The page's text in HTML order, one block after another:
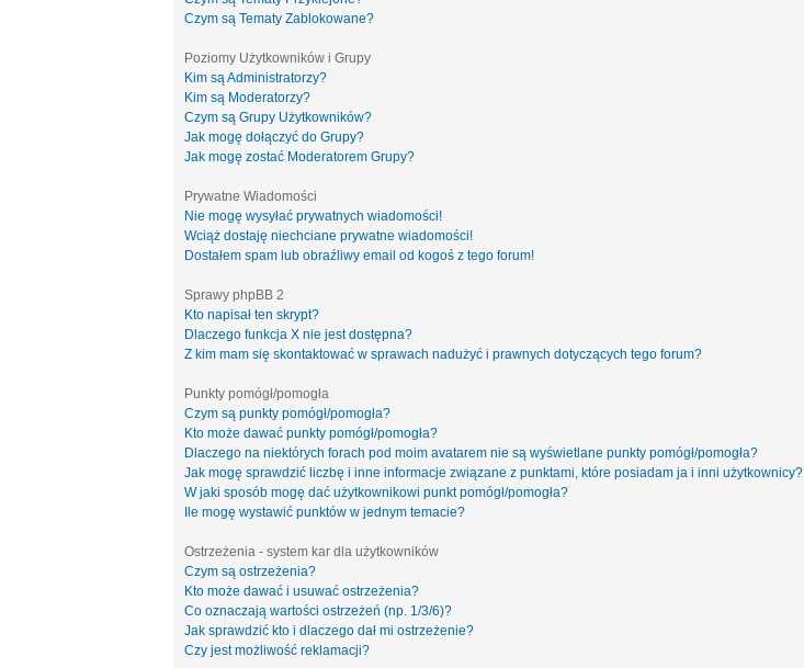
Czym są Tematy Zablokowane?
Poziomy Użytkowników i Grupy
Kim są Administratorzy?
Kim są Moderatorzy?
Czym są Grupy Użytkowników?
Jak mogę dołączyć do Grupy?
Jak mogę zostać Moderatorem Grupy?
Prywatne Wiadomości
Nie mogę wysyłać prywatnych wiadomości!
Wciąż dostaję niechciane prywatne wiadomości!
Dostałem spam lub obraźliwy email od kogoś z tego forum!
Sprawy phpBB 2
Kto napisał ten skrypt?
Dlaczego funkcja X nie jest dostępna?
Z kim mam się skontaktować w sprawach nadużyć i prawnych dotyczących tego forum?
Punkty pomógł/pomogła
Czym są punkty pomógł/pomogła?
Kto może dawać punkty pomógł/pomogła?
Dlaczego na niektórych forach pod moim avatarem nie są wyświetlane punkty pomógł/pomogła?
Jak mogę sprawdzić liczbę i inne informacje związane z punktami, które posiadam ja i inni użytkownicy?
W jaki sposób mogę dać użytkownikowi punkt pomógł/pomogła?
Ile mogę wystawić punktów w jednym temacie?
Ostrzeżenia - system kar dla użytkowników
Czym są ostrzeżenia?
Kto może dawać i usuwać ostrzeżenia?
Co oznaczają wartości ostrzeżeń (np. 1/3/6)?
Jak sprawdzić kto i dlaczego dał mi ostrzeżenie?
Czy jest możliwość reklamacji?